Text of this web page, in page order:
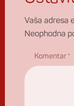
Vaša adresa
Neophodna
Komentar *